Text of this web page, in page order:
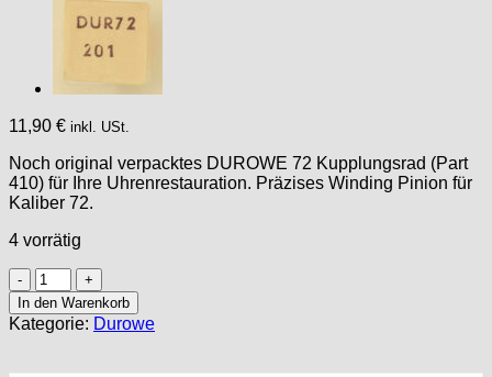
11,90 € inkl. USt.
Noch original verpacktes DUROWE 72 Kupplungsrad (Part
410) für Ihre Uhrenrestauration. Präzises Winding Pinion für
Kaliber 72.
4 vorrätig
DUROWE
72,
Part
410,
In den Warenkorb
Kategorie: Durowe